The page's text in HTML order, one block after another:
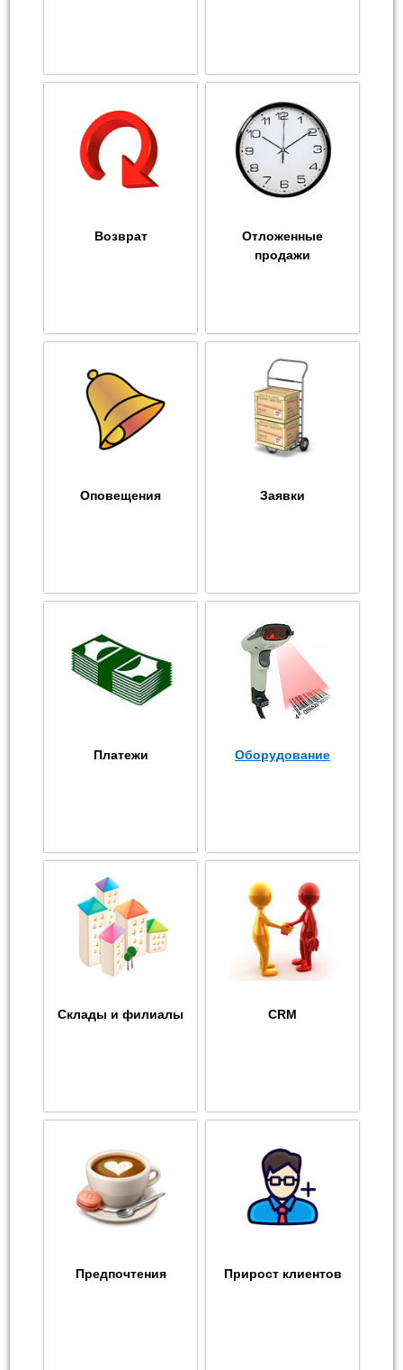
Возврат
Отложенные
продажи
Оповещения Заявки
Платежи Оборудование
Склады и филиалы CRM
Предпочтения Прирост клиентов